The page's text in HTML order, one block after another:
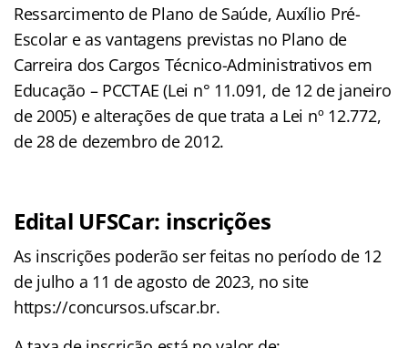
Ressarcimento de Plano de Saúde, Auxílio Pré-
Escolar e as vantagens previstas no Plano de
Carreira dos Cargos Técnico-Administrativos em
Educação – PCCTAE (Lei n° 11.091, de 12 de janeiro
de 2005) e alterações de que trata a Lei nº 12.772,
de 28 de dezembro de 2012.
Edital UFSCar: inscrições
As inscrições poderão ser feitas no período de 12
de julho a 11 de agosto de 2023, no site
https://concursos.ufscar.br.